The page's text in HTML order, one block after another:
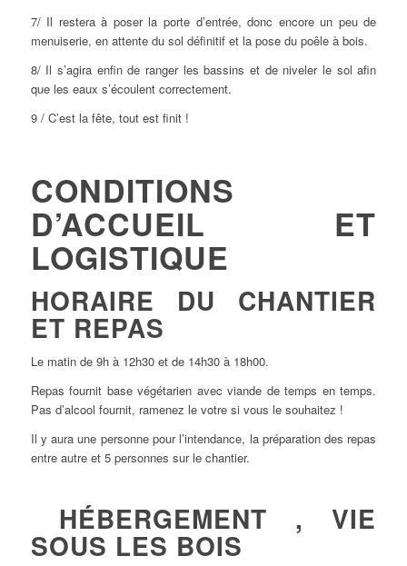
7/ Il restera à poser la porte d’entrée, donc encore un peu de
menuiserie, en attente du sol définitif et la pose du poêle à bois.
8/ Il s’agira enfin de ranger les bassins et de niveler le sol afin
que les eaux s’écoulent correctement.
9 / C’est la fête, tout est finit !
CONDITIONS
D’ACCUEIL ET
LOGISTIQUE
HORAIRE DU CHANTIER
ET REPAS
Le matin de 9h à 12h30 et de 14h30 à 18h00.
Repas fournit base végétarien avec viande de temps en temps.
Pas d’alcool fournit, ramenez le votre si vous le souhaitez !
Il y aura une personne pour l’intendance, la préparation des repas
entre autre et 5 personnes sur le chantier.
HÉBERGEMENT , VIE
SOUS LES BOIS